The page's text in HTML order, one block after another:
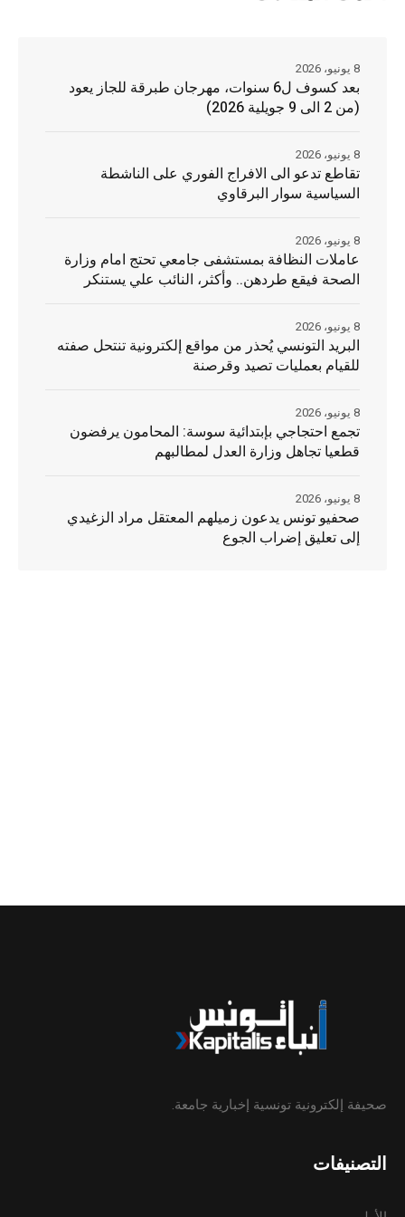
بعد كسوف ل6 سنوات، مهرجان طبرقة للجاز يعود
(من 2 الى 9 جويلية 2026)
8 يونيو، 2026
تقاطع تدعو الى الافراج الفوري على الناشطة
السياسية سوار البرقاوي
8 يونيو، 2026
عاملات النظافة بمستشفى جامعي تحتج امام وزارة
الصحة فيقع طردهن.. وأكثر، النائب علي يستنكر
8 يونيو، 2026
البريد التونسي يُحذر من مواقع إلكترونية تنتحل صفته
للقيام بعمليات تصيد وقرصنة
8 يونيو، 2026
تجمع احتجاجي بإبتدائية سوسة: المحامون يرفضون
قطعيا تجاهل وزارة العدل لمطالبهم
8 يونيو، 2026
صحفيو تونس يدعون زميلهم المعتقل مراد الزغيدي
إلى تعليق إضراب الجوع
8 يونيو، 2026
صحيفة إلكترونية تونسية إخبارية جامعة.
التصنيفات